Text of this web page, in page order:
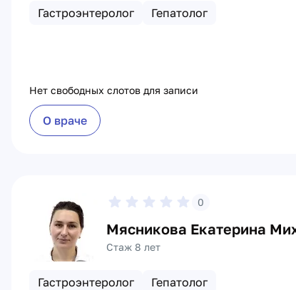
Гастроэнтеролог Гепатолог
Нет свободных слотов для записи
О враче
0
Мясникова Екатерина
Стаж 8 лет
Гастроэнтеролог Гепатолог